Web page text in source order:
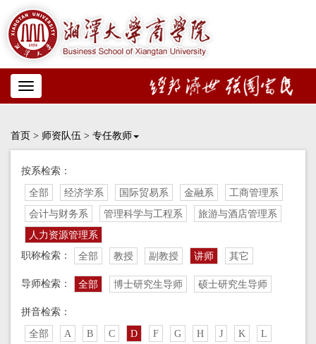
Toggle
navigation
首页 > 师资队伍 > 专任教师
按系检索：
全部 经济学系 国际贸易系 金融系
工商管理系
会计与财务系
管理科学与工程系
旅游与酒店管理系
人力资源管理系
职称检索：
全部 教授 副教授 讲师 其它
导师检索： 全部 博士研究生导师 硕士研究生导师
拼音检索：
全部 A B C D F G H J K
L